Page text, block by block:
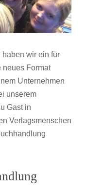
haben wir ein für
neues Format
Unternehmen
unserem
Gast in
Verlagsmenschen